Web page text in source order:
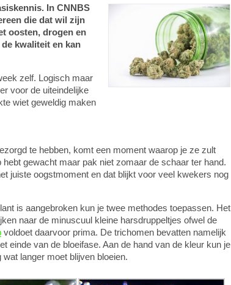
In CNNBS
die dat wil zijn
oosten, drogen en
kwaliteit en kan
zelf. Logisch maar
voor de uiteindelijke
wiet geweldig maken
te hebben, komt een moment waarop je ze zult
gewacht maar pak niet zomaar de schaar ter hand.
juiste oogstmoment en dat blijkt voor veel kwekers nog
is aangebroken kun je twee methodes toepassen. Het
naar de minuscuul kleine harsdruppeltjes ofwel de
voldoet daarvoor prima. De trichomen bevatten namelijk
einde van de bloeifase. Aan de hand van de kleur kun je
langer moet blijven bloeien.